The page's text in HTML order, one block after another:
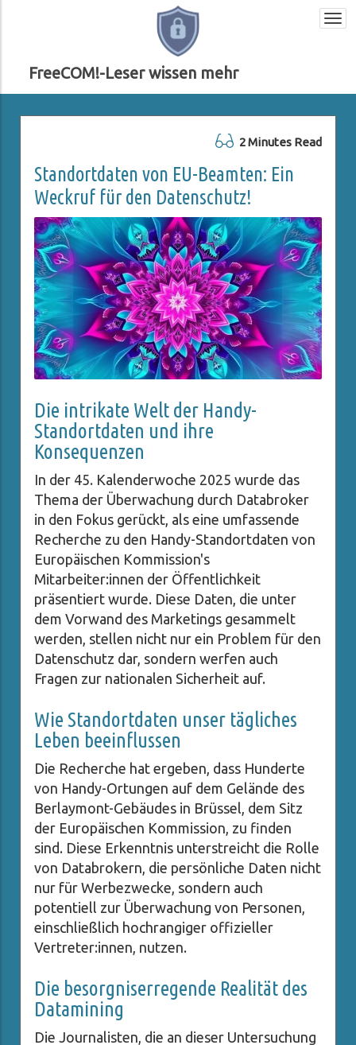
FreeCOM!-Leser wissen mehr
2 Minutes Read
Standortdaten von EU-Beamten: Ein
Weckruf für den Datenschutz!
Die intrikate Welt der Handy-
Standortdaten und ihre
Konsequenzen
In der 45. Kalenderwoche 2025 wurde das
Thema der Überwachung durch Databroker
in den Fokus gerückt, als eine umfassende
Recherche zu den Handy-Standortdaten von
Europäischen Kommission's
Mitarbeiter:innen der Öffentlichkeit
präsentiert wurde. Diese Daten, die unter
dem Vorwand des Marketings gesammelt
werden, stellen nicht nur ein Problem für den
Datenschutz dar, sondern werfen auch
Fragen zur nationalen Sicherheit auf.
Wie Standortdaten unser tägliches
Leben beeinflussen
Die Recherche hat ergeben, dass Hunderte
von Handy-Ortungen auf dem Gelände des
Berlaymont-Gebäudes in Brüssel, dem Sitz
der Europäischen Kommission, zu finden
sind. Diese Erkenntnis unterstreicht die Rolle
von Databrokern, die persönliche Daten nicht
nur für Werbezwecke, sondern auch
potentiell zur Überwachung von Personen,
einschließlich hochrangiger offizieller
Vertreter:innen, nutzen.
Die besorgniserregende Realität des
Datamining
Die Journalisten, die an dieser Untersuchung